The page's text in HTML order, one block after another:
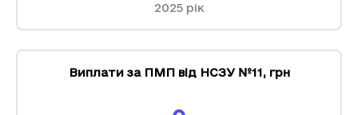
2025рік
Виплати за ПМП від НСЗУ №11, грн